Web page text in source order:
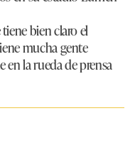
bien claro el
mucha gente
en la rueda de prensa